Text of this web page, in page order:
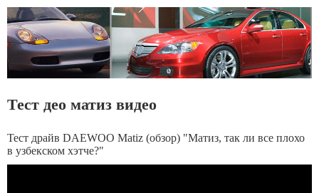
Тест део матиз видео
Тест драйв DAEWOO Matiz (обзор) "Матиз, так ли все плохо
в узбекском хэтче?"